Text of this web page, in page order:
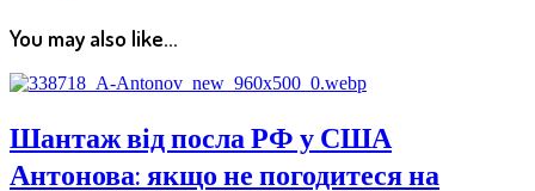
You may also like...
Шантаж від посла РФ у США
Антонова: якщо не погодитеся на